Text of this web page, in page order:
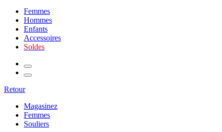
Femmes
Hommes
Enfants
Accessoires
Soldes
Retour
Magasinez
Femmes
Souliers